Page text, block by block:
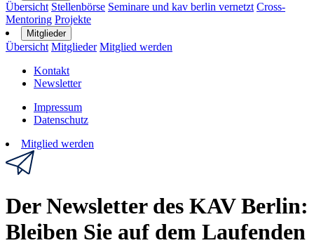
Übersicht Stellenbörse Seminare und kav berlin vernetzt Cross-
Mentoring Projekte
Mitglieder
Übersicht Mitglieder Mitglied werden
Kontakt
Newsletter
Impressum
Datenschutz
Mitglied werden
Der Newsletter des KAV Berlin:
Bleiben Sie auf dem Laufenden